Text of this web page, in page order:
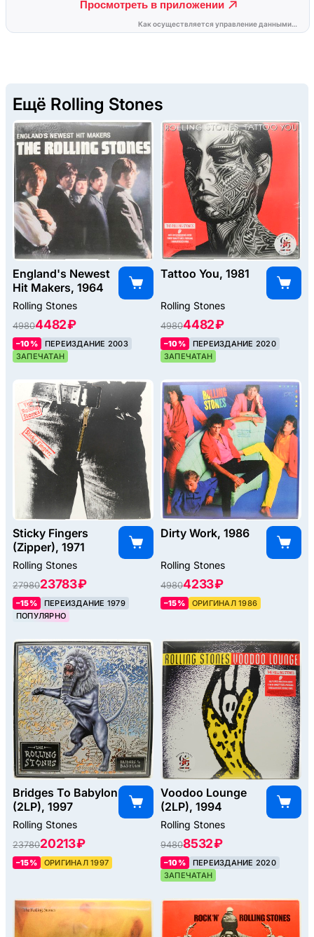
Ещё Rolling Stones
England's Newest
Hit Makers, 1964
Rolling Stones
49804482 ₽
–10%
ПЕРЕИЗДАНИЕ 2003
ЗАПЕЧАТАН
Tattoo You, 1981
Rolling Stones
49804482 ₽
–10%
ПЕРЕИЗДАНИЕ 2020
ЗАПЕЧАТАН
Sticky Fingers
(Zipper), 1971
Rolling Stones
2798023783 ₽
–15%
ПЕРЕИЗДАНИЕ 1979
ПОПУЛЯРНО
Dirty Work, 1986
Rolling Stones
49804233 ₽
–15% ОРИГИНАЛ 1986
Bridges To Babylon
(2LP), 1997
Rolling Stones
2378020213 ₽
–15% ОРИГИНАЛ 1997
Voodoo Lounge
(2LP), 1994
Rolling Stones
94808532 ₽
–10%
ПЕРЕИЗДАНИЕ 2020
ЗАПЕЧАТАН